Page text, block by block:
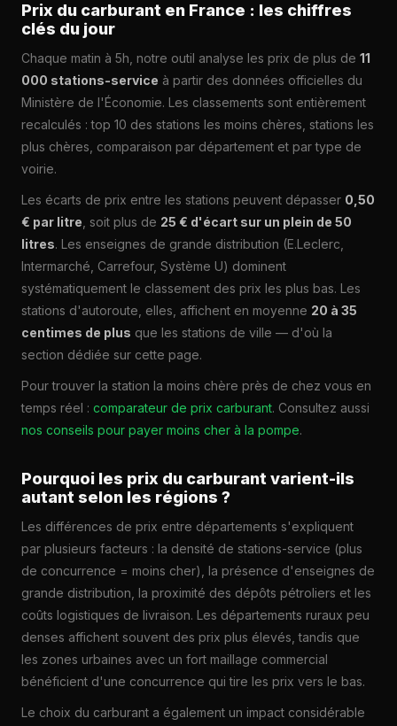
Prix du carburant en France : les chiffres
clés du jour
Chaque matin à 5h, notre outil analyse les prix de plus de 11
000 stations-service à partir des données officielles du
Ministère de l'Économie. Les classements sont entièrement
recalculés : top 10 des stations les moins chères, stations les
plus chères, comparaison par département et par type de
voirie.
Les écarts de prix entre les stations peuvent dépasser 0,50
€ par litre , soit plus de 25 € d'écart sur un plein de 50
litres. Les enseignes de grande distribution (E.Leclerc,
Intermarché, Carrefour, Système U) dominent
systématiquement le classement des prix les plus bas. Les
stations d'autoroute, elles, affichent en moyenne 20 à 35
centimes de plus que les stations de ville — d'où la
section dédiée sur cette page.
Pour trouver la station la moins chère près de chez vous en
temps réel : comparateur de prix carburant. Consultez aussi
nos conseils pour payer moins cher à la pompe.
Pourquoi les prix du carburant varient-ils
autant selon les régions ?
Les différences de prix entre départements s'expliquent
par plusieurs facteurs : la densité de stations-service (plus
de concurrence = moins cher), la présence d'enseignes de
grande distribution, la proximité des dépôts pétroliers et les
coûts logistiques de livraison. Les départements ruraux peu
denses affichent souvent des prix plus élevés, tandis que
les zones urbaines avec un fort maillage commercial
bénéficient d'une concurrence qui tire les prix vers le bas.
Le choix du carburant a également un impact considérable